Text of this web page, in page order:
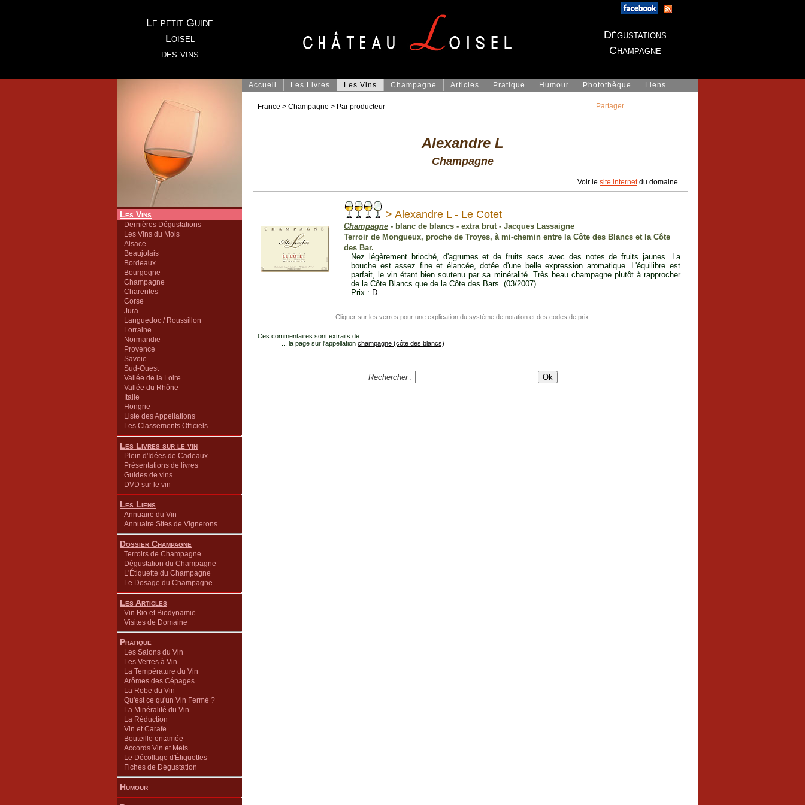
Le petit Guide
Loisel
des vins
Dégustations
Champagne
Les Vins
Dernières Dégustations
Les Vins du Mois
Alsace
Beaujolais
Bordeaux
Bourgogne
Champagne
Charentes
Corse
Jura
Languedoc / Roussillon
Lorraine
Normandie
Provence
Savoie
Sud-Ouest
Vallée de la Loire
Vallée du Rhône
Italie
Hongrie
Liste des Appellations
Les Classements Officiels
Les Livres sur le vin
Plein d'Idées de Cadeaux
Présentations de livres
Guides de vins
DVD sur le vin
Les Liens
Annuaire du Vin
Annuaire Sites de Vignerons
Dossier Champagne
Terroirs de Champagne
Dégustation du Champagne
L'Étiquette du Champagne
Le Dosage du Champagne
Les Articles
Vin Bio et Biodynamie
Visites de Domaine
Pratique
Les Salons du Vin
Les Verres à Vin
La Température du Vin
Arômes des Cépages
La Robe du Vin
Qu'est ce qu'un Vin Fermé ?
La Minéralité du Vin
La Réduction
Vin et Carafe
Bouteille entamée
Accords Vin et Mets
Le Décollage d'Étiquettes
Fiches de Dégustation
Humour
Accueil Les Livres Les Vins Champagne Articles Pratique Humour Photothèque Liens
France > Champagne > Par producteur
Alexandre L
Champagne
Voir le site internetdu domaine.
> Alexandre L - Le Cotet
Champagne - blanc de blancs - extra brut - Jacques Lassaigne
Terroir de Mongueux, proche de Troyes, à mi-chemin entre la Côte des Blancs et la Côte
des Bar.
Nez légèrement brioché, d'agrumes et de fruits secs avec des notes de fruits jaunes. La
bouche est assez fine et élancée, dotée d'une belle expression aromatique. L'équilibre est
parfait, le vin étant bien soutenu par sa minéralité. Très beau champagne plutôt à rapprocher
de la Côte Blancs que de la Côte des Bars. (03/2007)
Prix : D
Cliquer sur les verres pour une explication du système de notation et des codes de prix.
Ces commentaires sont extraits de...
... la page sur l'appellation champagne (côte des blancs)
Rechercher :
Partager